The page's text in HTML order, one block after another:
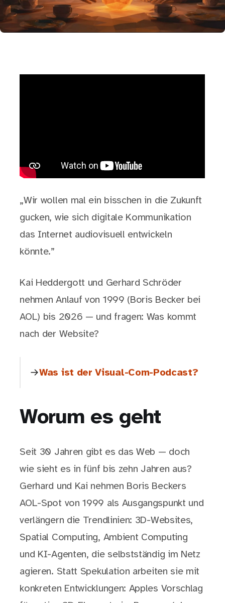
„Wir wollen mal ein bisschen in die Zukunft
gucken, wie sich digitale Kommunikation
das Internet audiovisuell entwickeln
könnte.”
Kai Heddergott und Gerhard Schröder
nehmen Anlauf von 1999 (Boris Becker bei
AOL) bis 2026 — und fragen: Was kommt
nach der Website?
Was ist der Visual-Com-Podcast?
Worum es geht
Seit 30 Jahren gibt es das Web — doch
wie sieht es in fünf bis zehn Jahren aus?
Gerhard und Kai nehmen Boris Beckers
AOL-Spot von 1999 als Ausgangspunkt und
verlängern die Trendlinien: 3D-Websites,
Spatial Computing, Ambient Computing
und KI-Agenten, die selbstständig im Netz
agieren. Statt Spekulation arbeiten sie mit
konkreten Entwicklungen: Apples Vorschlag